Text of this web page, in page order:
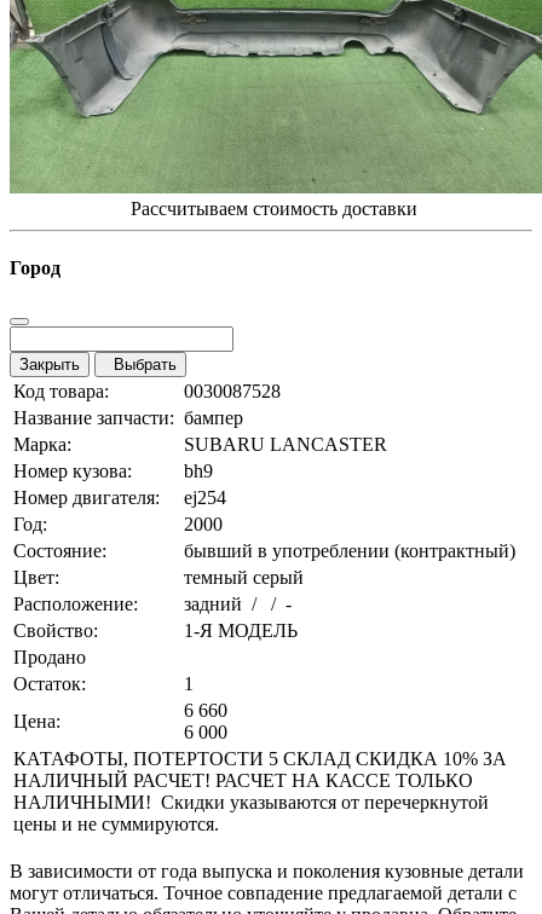
Рассчитываем стоимость доставки
Город
Закрыть Выбрать
Код товара:
0030087528
Название запчасти: бампер
Марка:
SUBARU LANCASTER
Номер кузова:
bh9
Номер двигателя:
ej254
Год:
2000
Состояние:
бывший в употреблении (контрактный)
Цвет:
темный серый
Расположение:
задний / / -
Свойство:
1-Я МОДЕЛЬ
Продано
Остаток:
1
Цена:
6 660
6 000
КАТАФОТЫ, ПОТЕРТОСТИ 5 СКЛАД СКИДКА 10% ЗА
НАЛИЧНЫЙ РАСЧЕТ! РАСЧЕТ НА КАССЕ ТОЛЬКО
НАЛИЧНЫМИ! Скидки указываются от перечеркнутой
цены и не суммируются.
В зависимости от года выпуска и поколения кузовные детали
могут отличаться. Точное совпадение предлагаемой детали с